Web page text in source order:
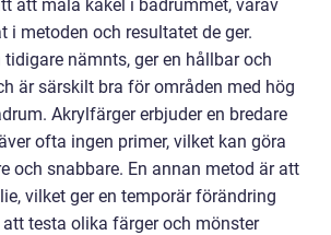
att måla kakel i badrummet, varav
i metoden och resultatet de ger.
tidigare nämnts, ger en hållbar och
är särskilt bra för områden med hög
Akrylfärger erbjuder en bredare
ofta ingen primer, vilket kan göra
och snabbare. En annan metod är att
vilket ger en temporär förändring
testa olika färger och mönster